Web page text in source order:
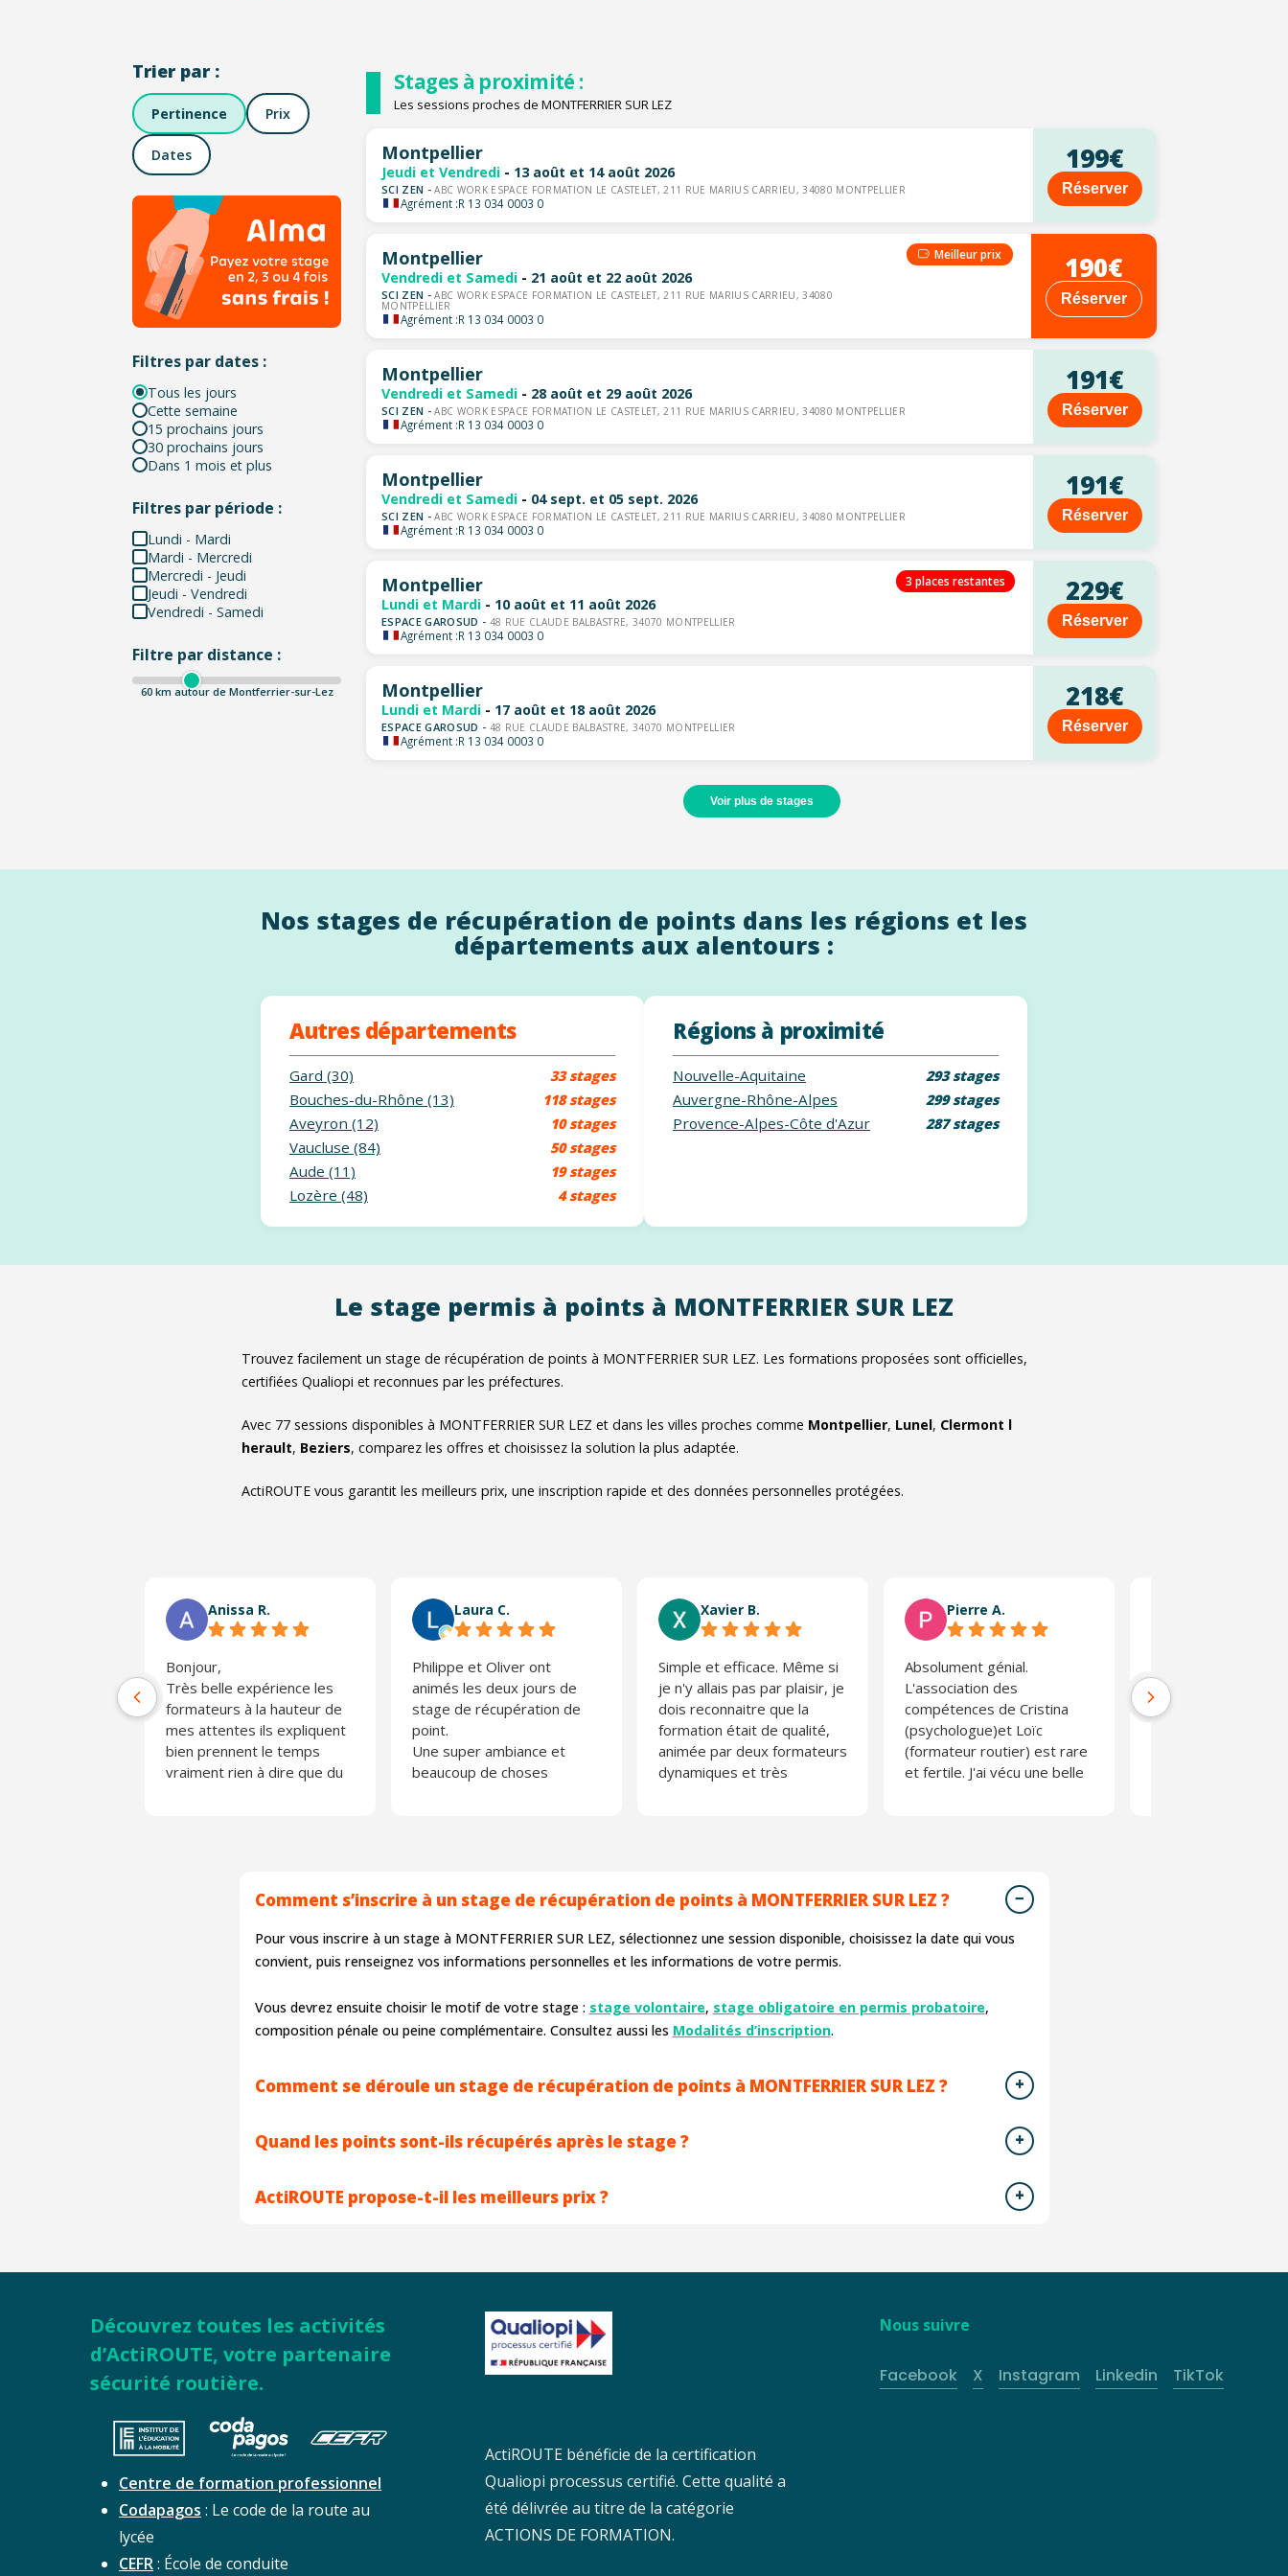
Trier par :
Pertinence Prix
Dates
Filtres par dates :
Tous les jours
Cette semaine
15 prochains jours
30 prochains jours
Dans 1 mois et plus
Filtres par période :
Lundi - Mardi
Mardi - Mercredi
Mercredi - Jeudi
Jeudi - Vendredi
Vendredi - Samedi
Filtre par distance :
60km autour de Montferrier-sur-Lez
Stages à proximité :
Les sessions proches de MONTFERRIER SUR LEZ
Montpellier
Jeudi et Vendredi - 13 août et 14 août 2026
SCI ZEN -ABC WORK ESPACE FORMATION LE CASTELET, 211 RUE MARIUS CARRIEU, 34080 MONTPELLIER
Agrément :R 13 034 0003 0
199€
Réserver
Montpellier
Vendredi et Samedi - 21 août et 22 août 2026
SCI ZEN -ABC WORK ESPACE FORMATION LE CASTELET, 211 RUE MARIUS CARRIEU, 34080
MONTPELLIER
Agrément :R 13 034 0003 0
Meilleur prix 190€
Réserver
Montpellier
Vendredi et Samedi - 28 août et 29 août 2026
SCI ZEN -ABC WORK ESPACE FORMATION LE CASTELET, 211 RUE MARIUS CARRIEU, 34080 MONTPELLIER
Agrément :R 13 034 0003 0
191€
Réserver
Montpellier
Vendredi et Samedi - 04 sept. et 05 sept. 2026
SCI ZEN -ABC WORK ESPACE FORMATION LE CASTELET, 211 RUE MARIUS CARRIEU, 34080 MONTPELLIER
Agrément :R 13 034 0003 0
191€
Réserver
Montpellier
Lundi et Mardi - 10 août et 11 août 2026
ESPACE GAROSUD - 48 RUE CLAUDE BALBASTRE, 34070 MONTPELLIER
Agrément :R 13 034 0003 0
3 places restantes 229€
Réserver
Montpellier
Lundi et Mardi - 17 août et 18 août 2026
ESPACE GAROSUD - 48 RUE CLAUDE BALBASTRE, 34070 MONTPELLIER
Agrément :R 13 034 0003 0
218€
Réserver
Voir plus de stages
Nos stages de récupération de points dans les régions et les
départements aux alentours :
Autres départements
Gard (30) 33 stages
Bouches-du-Rhône (13) 118 stages
Aveyron (12) 10 stages
Vaucluse (84) 50 stages
Aude (11) 19 stages
Lozère (48) 4 stages
Régions à proximité
Nouvelle-Aquitaine 293 stages
Auvergne-Rhône-Alpes 299 stages
Provence-Alpes-Côte d'Azur 287 stages
Le stage permis à points à MONTFERRIER SUR LEZ
Trouvez facilement un stage de récupération de points à MONTFERRIER SUR LEZ. Les formations proposées sont officielles,
certifiées Qualiopi et reconnues par les préfectures.
Avec 77 sessions disponibles à MONTFERRIER SUR LEZ et dans les villes proches comme Montpellier, Lunel, Clermont l
herault, Beziers, comparez les offres et choisissez la solution la plus adaptée.
ActiROUTE vous garantit les meilleurs prix, une inscription rapide et des données personnelles protégées.
Anissa R.
Bonjour,
Très belle expérience les
formateurs à la hauteur de
mes attentes ils expliquent
bien prennent le temps
vraiment rien à dire que du
Laura C.
Philippe et Oliver ont
animés les deux jours de
stage de récupération de
point.
Une super ambiance et
beaucoup de choses
Xavier B.
Simple et efficace. Même si
je n'y allais pas par plaisir, je
dois reconnaitre que la
formation était de qualité,
animée par deux formateurs
dynamiques et très
Pierre A.
Absolument génial.
L'association des
compétences de Cristina
(psychologue)et Loïc
(formateur routier) est rare
et fertile. J'ai vécu une belle
l'on prend
risques d'une
Comment s’inscrire à un stage de récupération de points à MONTFERRIER SUR LEZ ?
Pour vous inscrire à un stage à MONTFERRIER SUR LEZ, sélectionnez une session disponible, choisissez la date qui vous
convient, puis renseignez vos informations personnelles et les informations de votre permis.
Vous devrez ensuite choisir le motif de votre stage : stage volontaire, stage obligatoire en permis probatoire,
composition pénale ou peine complémentaire. Consultez aussi les Modalités d’inscription.
Comment se déroule un stage de récupération de points à MONTFERRIER SUR LEZ ?
Quand les points sont-ils récupérés après le stage ?
ActiROUTE propose-t-il les meilleurs prix ?
Découvrez toutes les activités
d’ActiROUTE, votre partenaire
sécurité routière.
Centre de formation professionnel
Codapagos : Le code de la route au
lycée
CEFR: École de conduite
ActiROUTE bénéficie de la certification
Qualiopi processus certifié. Cette qualité a
été délivrée au titre de la catégorie
ACTIONS DE FORMATION.
Nous suivre
Facebook X Instagram Linkedin TikTok